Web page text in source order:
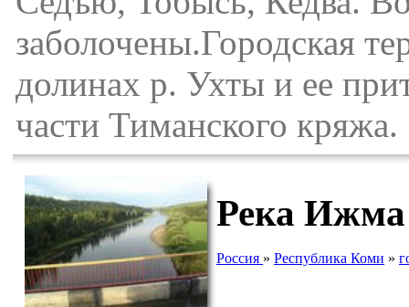
заболочены.Городская
долинах р. Ухты и ее
части Тиманского кряжа.
Река Ижма
Россия » Республика Коми »